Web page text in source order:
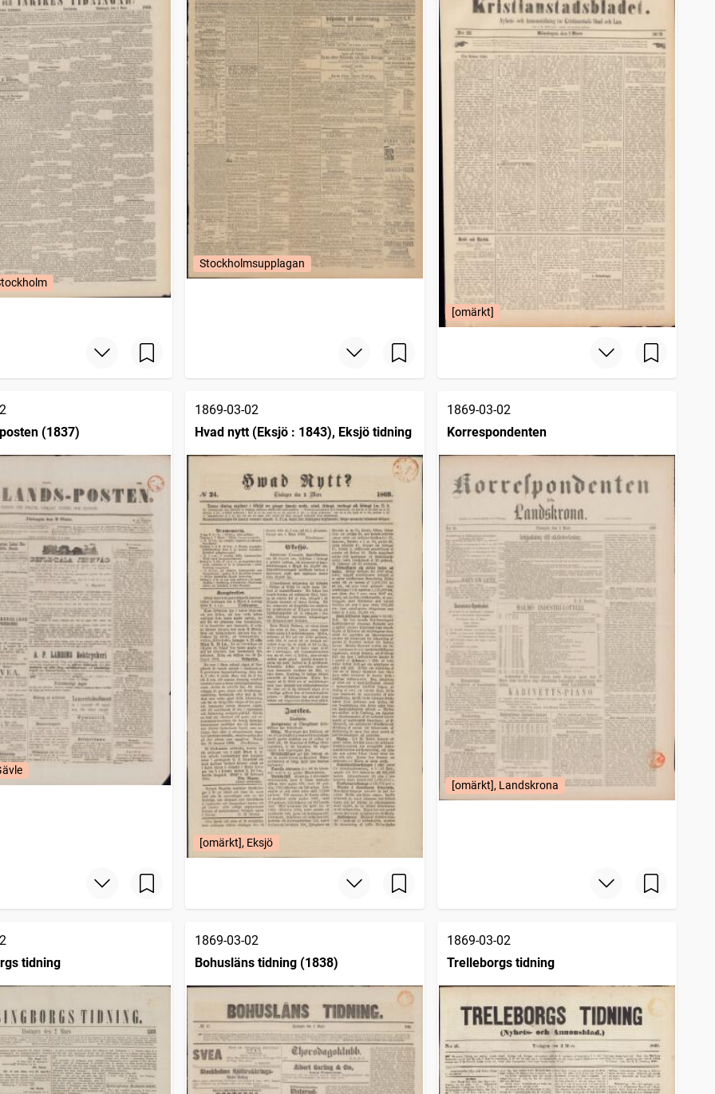
Stockholmsupplagan
[omärkt]
(1837)
1869-03-02
Hvad nytt (Eksjö : 1843), Eksjö tidning
[omärkt], Eksjö
1869-03-02
Korrespondenten
[omärkt], Landskrona
tidning
1869-03-02
Bohusläns tidning (1838)
1869-03-02
Trelleborgs tidning